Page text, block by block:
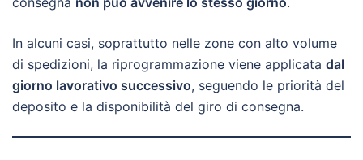
In alcuni casi, soprattutto nelle zone con alto volume
di spedizioni, la riprogrammazione viene applicata dal
giorno lavorativo successivo, seguendo le priorità del
deposito e la disponibilità del giro di consegna.